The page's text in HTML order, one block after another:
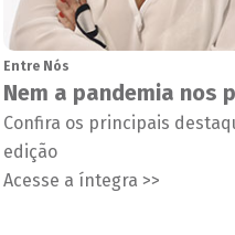
Entre Nós
Nem a pandemia nos
Confira os principais
edição
Acesse a íntegra >>